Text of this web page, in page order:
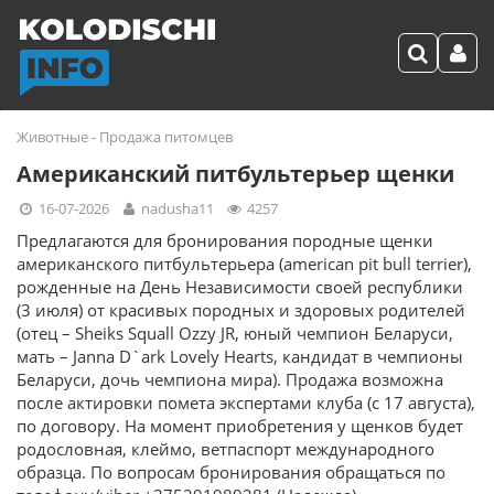
Животные- Продажа питомцев
Американский питбультерьер щенки
16-07-2026 nadusha11 4257
Предлагаются для бронирования породные щенки
американского питбультерьера (american pit bull terrier),
рожденные на День Независимости своей республики
(3 июля) от красивых породных и здоровых родителей
(отец – Sheiks Squall Ozzy JR, юный чемпион Беларуси,
мать – Janna D`ark Lovely Hearts, кандидат в чемпионы
Беларуси, дочь чемпиона мира). Продажа возможна
после актировки помета экспертами клуба (с 17 августа),
по договору. На момент приобретения у щенков будет
родословная, клеймо, ветпаспорт международного
образца. По вопросам бронирования обращаться по